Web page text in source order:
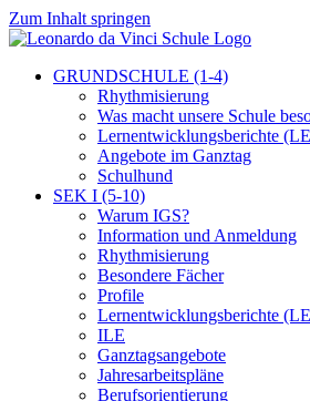
Zum Inhalt springen
GRUNDSCHULE (1-4)
Rhythmisierung
Was macht unsere Schule
Lernentwicklungsberichte
Angebote im Ganztag
Schulhund
SEK I (5-10)
Warum IGS?
Information und Anmeldung
Rhythmisierung
Besondere Fächer
Profile
Lernentwicklungsberichte
ILE
Ganztagsangebote
Jahresarbeitspläne
Berufsorientierung